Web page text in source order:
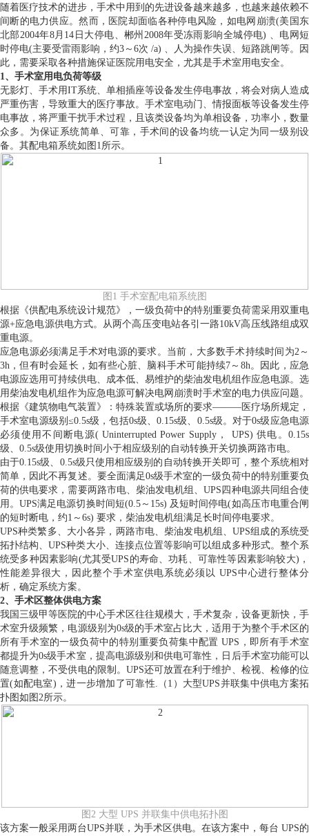
随着医疗技术的进步，手术中用到的先进设备越来越多，也越来越依赖不
间断的电力供应。然而，医院却面临各种停电风险，如电网崩溃(美国东
北部2004年8月14日大停电、郴州2008年受冻雨影响全城停电) 、电网短
时停电(主要受雷雨影响，约3～6次 /a) 、人为操作失误、短路跳闸等。因
此，需要采取各种措施保证医院用电安全，尤其是手术室用电安全。
1、手术室用电负荷等级
无影灯、手术用IT系统、单相插座等设备发生停电事故，将会对病人造成
严重伤害，导致重大的医疗事故。手术室电动门、情报面板等设备发生停
电事故，将严重干扰手术过程，且该类设备均为单相设备，功率小，数量
众多。为保证系统简单、可靠，手术间的设备均统一认定为同一级别设
备。其配电箱系统如图1所示。
图1 手术室配电箱系统图
根据《供配电系统设计规范》，一级负荷中的特别重要负荷需采用双重电
源+应急电源供电方式。从两个高压变电站各引一路10kV高压线路组成双
重电源。
应急电源必须满足手术对电源的要求。当前，大多数手术持续时间为2～
3h，但有时会延长，如有些心脏、脑科手术可能持续7～8h。因此，应急
电源应选用可持续供电、成本低、易维护的柴油发电机组作应急电源。选
用柴油发电机组作为应急电源可解决电网崩溃时手术室的电力供应问题。
根据《建筑物电气装置》：特殊装置或场所的要求———医疗场所规定，
手术室电源级别≤0.5s级，包括0s级、0.15s级、0.5s级。对于0s级应急电源
必须使用不间断电源( Uninterrupted Power Supply， UPS) 供电。0.15s
级、0.5s级使用切换时间小于相应级别的自动转换开关切换两路市电。
由于0.15s级、0.5s级只使用相应级别的自动转换开关即可，整个系统相对
简单，因此不再复述。要全面满足0s级手术室的一级负荷中的特别重要负
荷的供电要求，需要两路市电、柴油发电机组、UPS四种电源共同组合使
用。UPS满足电源切换时间短(0.5～15s) 及短时间停电(如高压市电重合闸
的短时断电，约1～6s) 要求，柴油发电机组满足长时间停电要求。
UPS种类繁多、大小各异，两路市电、柴油发电机组、UPS组成的系统受
拓扑结构、UPS种类大小、连接点位置等影响可以组成多种形式。整个系
统受多种因素影响(尤其受UPS的寿命、功耗、可靠性等因素影响较大)，
性能差异很大，因此整个手术室供电系统必须以 UPS中心进行整体分
析，确定系统方案。
2、手术区整体供电方案
我国三级甲等医院的中心手术区往往规模大，手术复杂，设备更新快，手
术室升级频繁，电源级别为0s级的手术室占比大，适用于为整个手术区的
所有手术室的一级负荷中的特别重要负荷集中配置 UPS，即所有手术室
都提升为0s级手术室，提高电源级别和供电可靠性，日后手术室功能可以
随意调整，不受供电的限制。UPS还可放置在利于维护、检视、检修的位
置(如配电室)，进一步增加了可靠性.（1）大型UPS并联集中供电方案拓
扑图如图2所示。
图2 大型 UPS 并联集中供电拓扑图
该方案一般采用两台UPS并联，为手术区供电。在该方案中，每台 UPS的